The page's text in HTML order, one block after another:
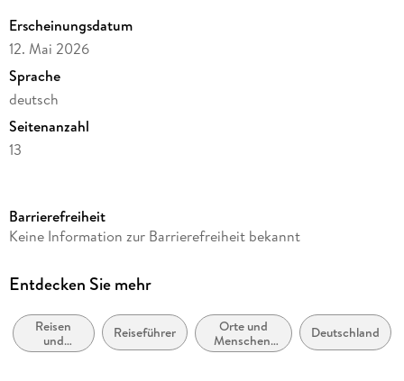
Erscheinungsdatum
12. Mai 2026
Sprache
deutsch
Seitenanzahl
13
Produktart
Gewicht
Größe (L/B/H)
330/236/7 mm
Barrierefreiheit
Keine Information zur Barrierefreiheit bekannt
Entdecken Sie mehr
Reisen
und
Urlaub
Reiseführer
Orte und
Menschen:
Sachbuch,
Deutschland